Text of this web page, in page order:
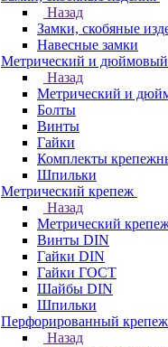
Назад
Замки, скобяные
Навесные замки
Метрический и
Назад
Метрический и
Болты
Винты
Гайки
Комплекты
Шпильки
Метрический крепеж
Назад
Метрический
Винты DIN
Гайки DIN
Гайки ГОСТ
Шайбы DIN
Шпильки
Перфорированный крепеж
Назад